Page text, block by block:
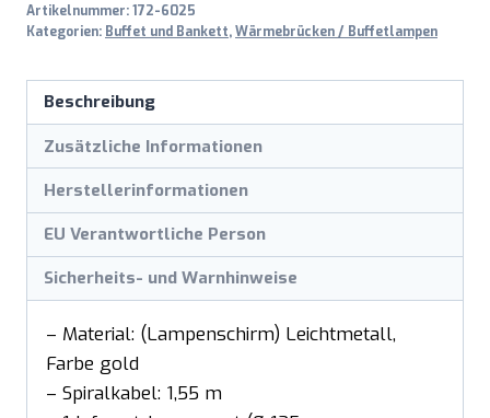
Artikelnummer:172-6025
Kategorien: Buffet und Bankett,Wärmebrücken / Buffetlampen
Beschreibung
Zusätzliche Informationen
Herstellerinformationen
EU Verantwortliche Person
Sicherheits- und Warnhinweise
– Material: (Lampenschirm) Leichtmetall,
Farbe gold
– Spiralkabel: 1,55 m